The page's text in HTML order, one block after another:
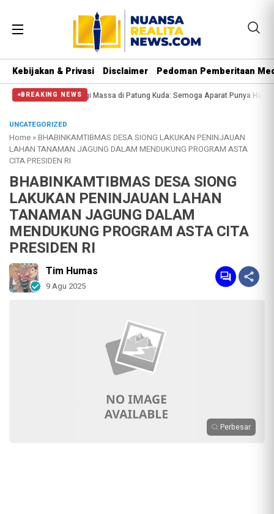
Kebijakan & Privasi Disclaimer Pedoman Pemberitaan
BREAKING NEWS
Halangi Massa di Patung Kuda: Semoga Aparat Punya Hati Nurani
UNCATEGORIZED
Home »BHABINKAMTIBMAS DESA SIONG LAKUKAN PENINJAUAN
LAHAN TANAMAN JAGUNG DALAM MENDUKUNG PROGRAM ASTA
CITA PRESIDEN RI
BHABINKAMTIBMAS DESA SIONG
LAKUKAN PENINJAUAN LAHAN
TANAMAN JAGUNG DALAM
MENDUKUNG PROGRAM ASTA CITA
PRESIDEN RI
Tim Humas
9 Agu 2025
Perbesar